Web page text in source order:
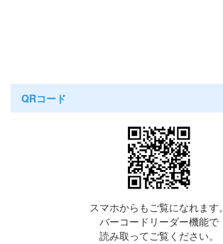
QRコード
スマホからもご覧になれます。
バーコードリーダー機能で
読み取ってご覧ください。